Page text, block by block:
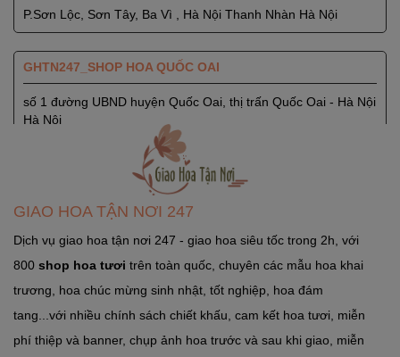
GIAO HOA TẬN NƠI 247
Dịch vụ giao hoa tận nơi 247 - giao hoa siêu tốc trong 2h, với
800 shop hoa tươi trên toàn quốc, chuyên các mẫu hoa khai
trương, hoa chúc mừng sinh nhật, tốt nghiệp, hoa đám
tang...với nhiều chính sách chiết khấu, cam kết hoa tươi, miễn
phí thiệp và banner, chụp ảnh hoa trước và sau khi giao, miễn
P.Sơn Lộc, Sơn Tây, Ba Vì , Hà Nội Thanh Nhàn Hà Nội
GHTN247_SHOP HOA QUỐC OAI
số 1 đường UBND huyện Quốc Oai, thị trấn Quốc Oai - Hà Nội
Hà Nội
GHTN247_SHOP HOA SÓC SƠN
Quốc Lộ 3, Xã Phù Lỗ, Huyện Sóc Sơn, Thành Phố Hà Nội
Tỉnh Lộ 84, TT. Liên Quan, Thạch Thất, Hà Nội Hà Nội